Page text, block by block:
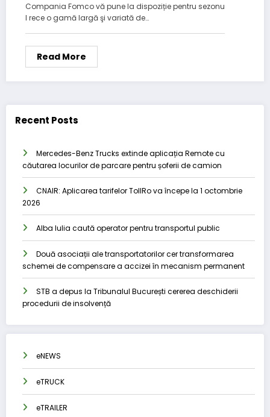
Compania Fomco vă pune la dispoziție pentru sezonu
l rece o gamă largă şi variată de…
Read More
Recent Posts
Mercedes-Benz Trucks extinde aplicația Remote cu
căutarea locurilor de parcare pentru șoferii de camion
CNAIR: Aplicarea tarifelor TollRo va începe la 1 octombrie
2026
Alba Iulia caută operator pentru transportul public
Două asociații ale transportatorilor cer transformarea
schemei de compensare a accizei în mecanism permanent
STB a depus la Tribunalul București cererea deschiderii
procedurii de insolvență
eNEWS
eTRUCK
eTRAILER